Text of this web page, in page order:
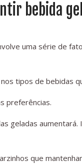
bebida
uma série de
tipos de bebidas
preferências.
geladas
que